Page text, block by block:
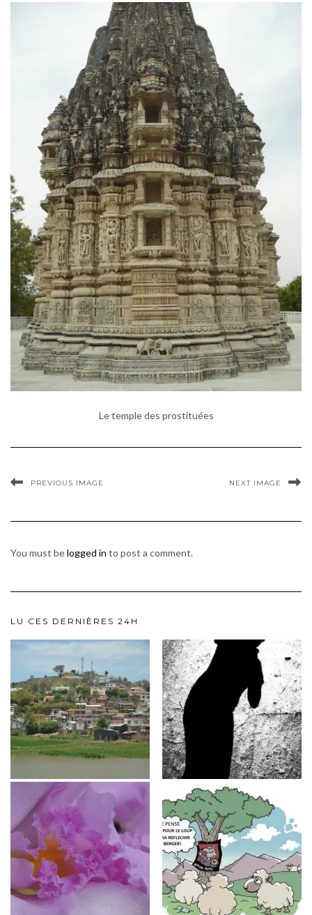
Le temple des prostituées
PREVIOUS IMAGE NEXT IMAGE
You must belogged in to post a comment.
LU CES DERNIÈRES 24H